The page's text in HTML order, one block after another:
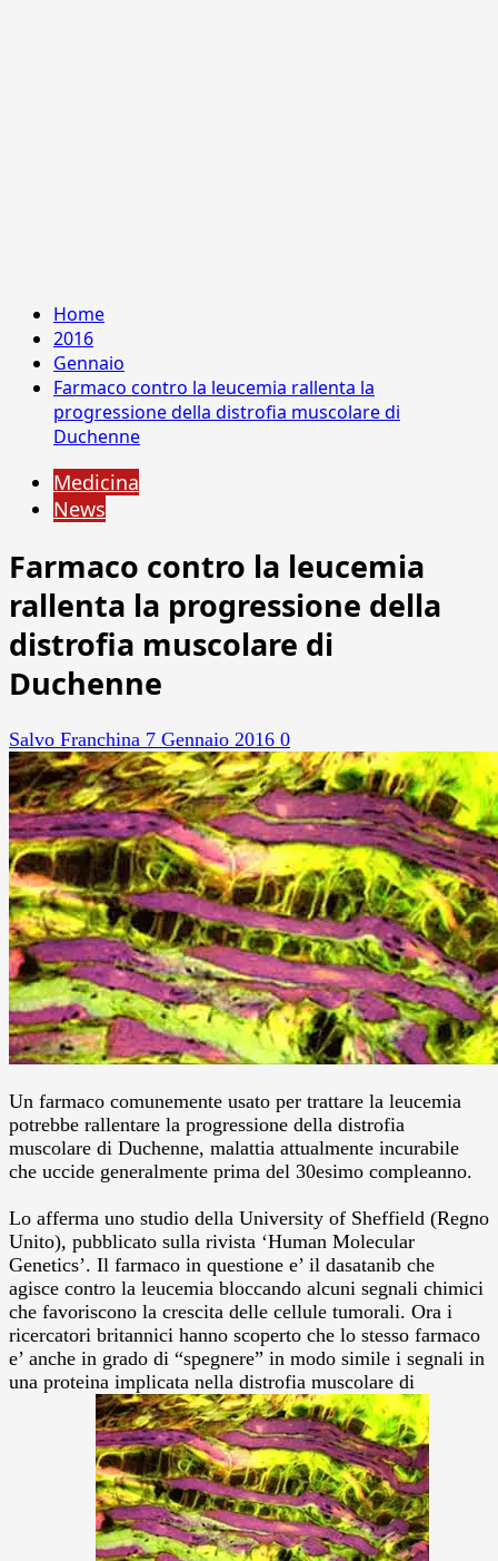
Home
2016
Gennaio
Farmaco contro la leucemia rallenta la
progressione della distrofia muscolare di
Duchenne
Medicina
News
Farmaco contro la leucemia
rallenta la progressione della
distrofia muscolare di
Duchenne
Salvo Franchina 7 Gennaio 2016 0
Un farmaco comunemente usato per trattare la leucemia
potrebbe rallentare la progressione della distrofia
muscolare di Duchenne, malattia attualmente incurabile
che uccide generalmente prima del 30esimo compleanno.
Lo afferma uno studio della University of Sheffield (Regno
Unito), pubblicato sulla rivista ‘Human Molecular
Genetics’. Il farmaco in questione e’ il dasatanib che
agisce contro la leucemia bloccando alcuni segnali chimici
che favoriscono la crescita delle cellule tumorali. Ora i
ricercatori britannici hanno scoperto che lo stesso farmaco
e’ anche in grado di “spegnere” in modo simile i segnali in
una proteina implicata nella distrofia muscolare di